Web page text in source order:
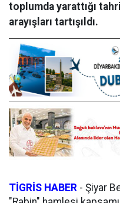
toplumda yarattığı
arayışları tartışıldı.
TİGRİS HABER - Şiyar